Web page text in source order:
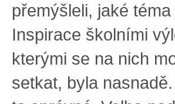
přemýšleli, jaké
Inspirace školními
kterými se na nich
setkat, byla